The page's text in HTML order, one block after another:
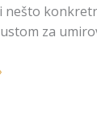
za